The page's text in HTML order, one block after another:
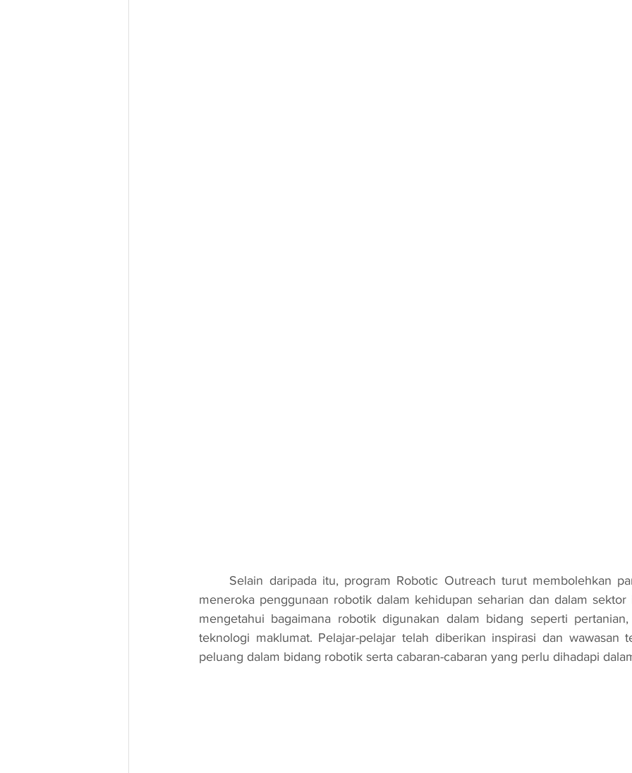
meneroka penggunaan robotik dalam kehidupan seharian dan dalam sektor
mengetahui bagaimana robotik digunakan dalam bidang seperti
teknologi maklumat. Pelajar-pelajar telah diberikan inspirasi dan wawasan
peluang dalam bidang robotik serta cabaran-cabaran yang perlu dihadapi